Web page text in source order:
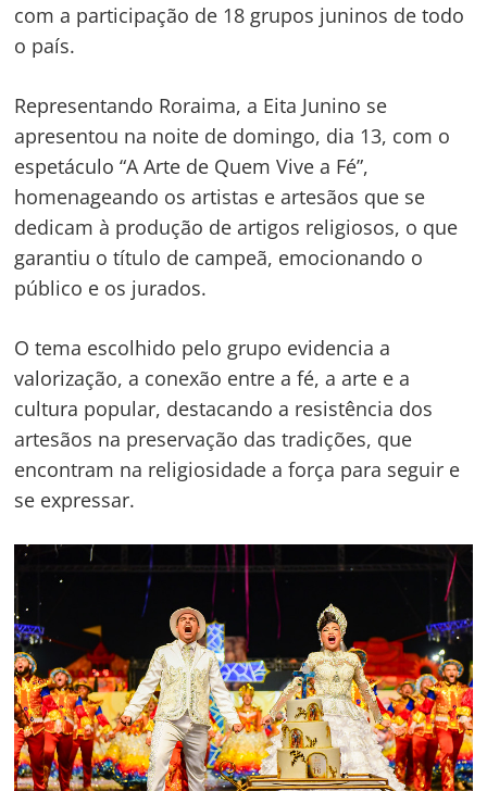
com a participação de 18 grupos juninos de todo
o país.
Representando Roraima, a Eita Junino se
apresentou na noite de domingo, dia 13, com o
espetáculo “A Arte de Quem Vive a Fé”,
homenageando os artistas e artesãos que se
dedicam à produção de artigos religiosos, o que
garantiu o título de campeã, emocionando o
público e os jurados.
O tema escolhido pelo grupo evidencia a
valorização, a conexão entre a fé, a arte e a
cultura popular, destacando a resistência dos
artesãos na preservação das tradições, que
encontram na religiosidade a força para seguir e
se expressar.